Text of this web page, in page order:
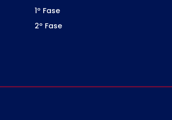
1º Fase
2º Fase